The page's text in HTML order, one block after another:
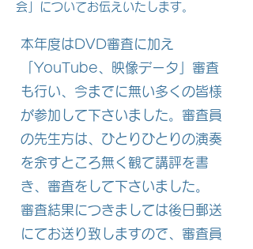
会」についてお伝えいたします。
本年度はDVD審査に加え
「YouTube、映像データ」審査
も行い、今までに無い多くの皆様
が参加して下さいました。審査員
の先生方は、ひとりひとりの演奏
を余すところ無く観て講評を書
き、審査をして下さいました。
​審査結果につきましては後日郵送
にてお送り致しますので、審査員